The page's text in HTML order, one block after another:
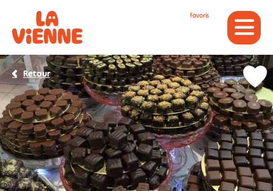
Favoris
Retour